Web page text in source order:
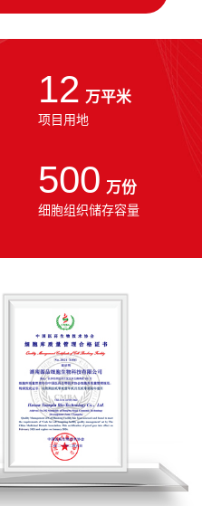
12 万平米
项目用地
500 万份
细胞组织储存容量